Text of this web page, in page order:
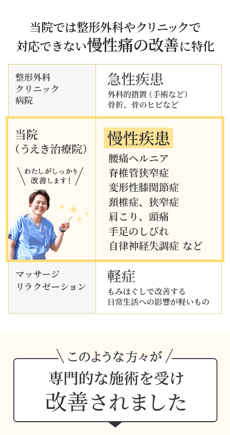
当院では整形外科やクリニックで
対応できない慢性痛の改善に特化